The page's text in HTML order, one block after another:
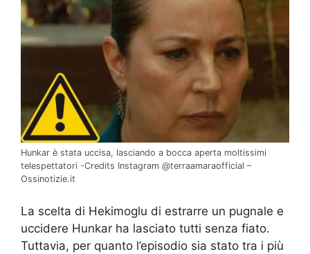
Hunkar è stata uccisa, lasciando a bocca aperta moltissimi
telespettatori -Credits Instagram @terraamaraofficial –
Ossinotizie.it
La scelta di Hekimoglu di estrarre un pugnale e
uccidere Hunkar ha lasciato tutti senza fiato.
Tuttavia, per quanto l’episodio sia stato tra i più